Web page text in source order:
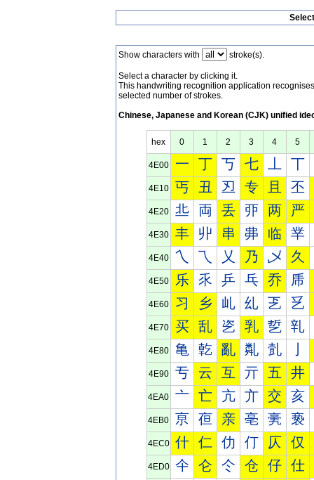
Show characters with stroke(s).
Select a character by clicking it.
This handwriting recognition application
selected number of strokes.
Chinese, Japanese and Korean (CJK) unified
hex 0 1 2 3 4 5
4E00 一 丁 丂 七 丅
4E10 丐 丑 丒 专 且 丕
4E20 丠 両 丢 丣 两 严
4E30 丰 丱 串 丳 临 丵
4E40 乀 乁 乂 乃 乄 久
4E50 乐 乑 乒 乓 乔 乕
4E60 习 乡 乢 乣 乤 乥
4E70 买 乱 乲 乳 乴 乵
4E80 亀 亁 亂 亃 亄
4E90 亐 云 互 亓 五 井
4EA0 亠 亡 亢 亣 交 亥
4EB0 亰 亱 亲 亳 亴 亵
4EC0 什 仁 仂 仃 仄 仅
4ED0 仐 仑 仒 仓 仔 仕